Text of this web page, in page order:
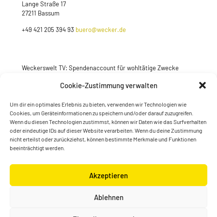
Cookie-Zustimmung verwalten
Um dir ein optimales Erlebnis zu bieten, verwenden wir Technologien wie
Cookies, um Geräteinformationen zu speichern und/oder darauf zuzugreifen.
Wenn du diesen Technologien zustimmst, können wir Daten wie das Surfverhalten
oder eindeutige IDs auf dieser Website verarbeiten. Wenn du deine Zustimmung
nicht erteilst oder zurückziehst, können bestimmte Merkmale und Funktionen
beeinträchtigt werden.
Akzeptieren
Ablehnen
Lange Straße 17
27211 Bassum
+49 421 205 394 93 buero@wecker.de
Weckerswelt TV: Spendenaccount für wohltätige Zwecke
Jetzt spenden
© Konstantin Wecker | gestaltet von